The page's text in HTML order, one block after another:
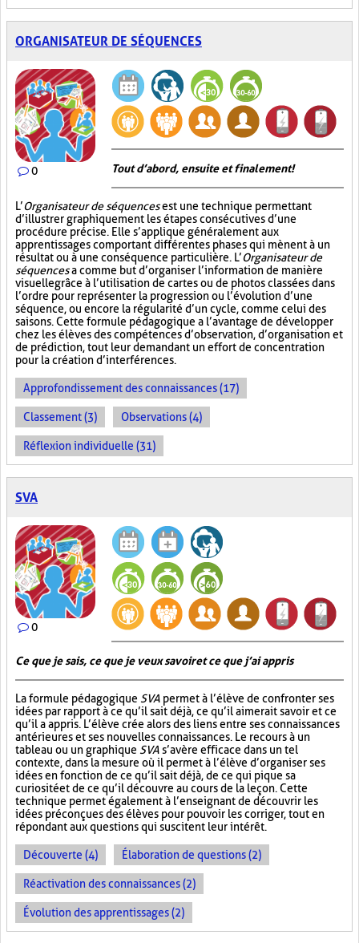
ORGANISATEUR DE SÉQUENCES
0 Tout d’abord, ensuite et finalement!
L’Organisateur de séquencesest une technique permettant
d’illustrer graphiquement les étapes consécutives d’une
procédure précise. Elle s’applique généralement aux
apprentissages comportant différentes phases qui mènent à un
résultat ou à une conséquence particulière. L’Organisateur de
séquencesa comme but d’organiser l’information de manière
visuellegrâce à l’utilisation de cartes ou de photos classées dans
l’ordre pour représenter la progression ou l’évolution d’une
séquence, ou encore la régularité d’un cycle, comme celui des
saisons. Cette formule pédagogique a l’avantage de développer
chez les élèves des compétences d’observation, d’organisation et
de prédiction, tout leur demandant un effort de concentration
pour la création d’interférences.
Approfondissement des connaissances (17)
Classement (3) Observations (4)
Réflexion individuelle (31)
SVA
0
Ce que je sais, ce que je veux savoir et ce que j’ai appris
La formule pédagogique SVA permet à l’élève de confronter ses
idées par rapport à ce qu’il sait déjà, ce qu’il aimerait savoir et ce
qu’il a appris. L’élève crée alors des liens entre ses connaissances
antérieures et ses nouvelles connaissances. Le recours à un
tableau ou un graphique SVA s’avère efficace dans un tel
contexte, dans la mesure où il permet à l’élève d’organiser ses
idées en fonction de ce qu’il sait déjà, de ce qui pique sa
curiosité et de ce qu’il découvre au cours de la leçon. Cette
technique permet également à l’enseignant de découvrir les
idées préconçues des élèves pour pouvoir les corriger, tout en
répondant aux questions qui suscitent leur intérêt.
Découverte (4) Élaboration de questions (2)
Réactivation des connaissances (2)
Évolution des apprentissages (2)